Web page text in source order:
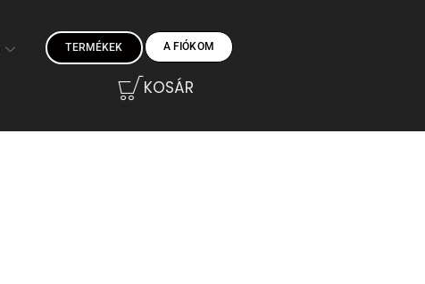
TERMÉKEK A FIÓKOM
KOSÁR